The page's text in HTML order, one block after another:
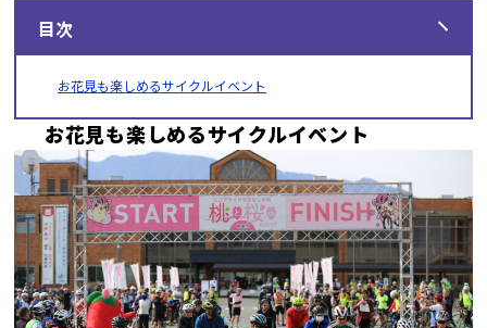
目次
お花見も楽しめるサイクルイベント
お花見も楽しめるサイクルイベント